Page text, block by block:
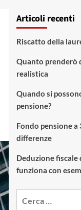
Articoli recenti
Riscatto della
Quanto prenderò
realistica
Quando si
pensione?
Fondo pensione a
differenze
Deduzione fiscale
funziona con